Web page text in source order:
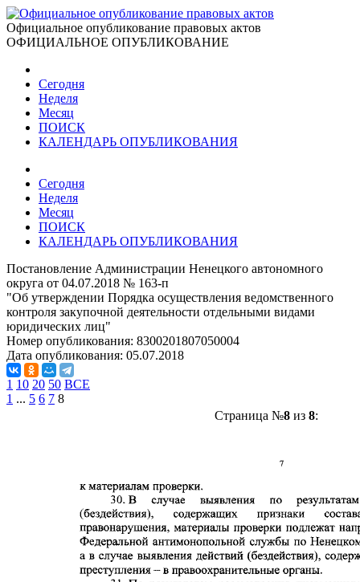
Официальное опубликование правовых актов
ОФИЦИАЛЬНОЕ ОПУБЛИКОВАНИЕ
Сегодня
Неделя
Месяц
ПОИСК
КАЛЕНДАРЬ ОПУБЛИКОВАНИЯ
Сегодня
Неделя
Месяц
ПОИСК
КАЛЕНДАРЬ ОПУБЛИКОВАНИЯ
Постановление Администрации Ненецкого автономного
округа от 04.07.2018 № 163-п
"Об утверждении Порядка осуществления ведомственного
контроля закупочной деятельности отдельными видами
юридических лиц"
Номер опубликования: 8300201807050004
Дата опубликования: 05.07.2018
1 10 20 50 ВСЕ
1 ... 5 6 7 8
Страница №8из 8: